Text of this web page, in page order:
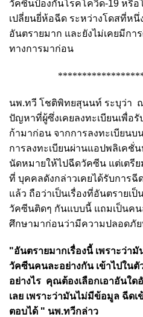
วัคซีนป้องกันโรคโควิด-19 หรื
เปลี่ยนยี่ห้อฉีด ระหว่างโดสที่หนึ่
อันตรายมาก และยังไม่เคยมีกา
ทางการมาก่อน
นพ.ทวี โชติพิทยสุนนท์ ระบุว่า
ปัญหาที่ผู้ซึ่งเคยลงทะเบียนเพื่อ
ก้ามาก่อน จากการลงทะเบียนบ
การลงทะเบียนผ่านแอปพลิเคชั่
นัดหมายให้ไปฉีดวัคซีน แต่เตรี
ที่ บุคคลดังกล่าวเคยได้รับการ
แล้ว ถือว่าเป็นเรื่องที่อันตรายเป็
วัคซีนติดๆ กันแบบนี้ แถมเป็นคน
ศึกษามาก่อนว่ามีความปลอดภั
"อันตรายมากเรื่องนี้ เพราะว่า
วัคซีนคนละอย่างกัน เข้าไปใน
อย่างไร คุณต้องเลือกเอาอันใด
เลย เพราะว่ามันไม่มีข้อมูล ฉีดเ
ตอบได้ " นพ.ทวีกล่าว